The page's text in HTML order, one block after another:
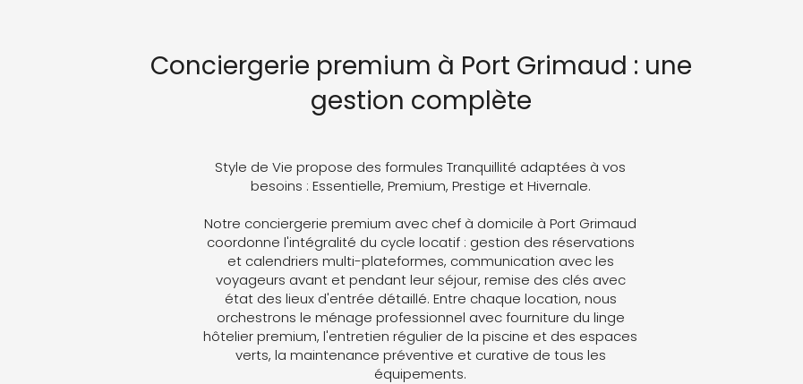
Conciergerie premium à Port Grimaud : une
gestion complète
Style de Vie propose des formules Tranquillité adaptées à vos
besoins : Essentielle, Premium, Prestige et Hivernale.
Notre conciergerie premium avec chef à domicile à Port Grimaud
coordonne l'intégralité du cycle locatif : gestion des réservations
et calendriers multi-plateformes, communication avec les
voyageurs avant et pendant leur séjour, remise des clés avec
état des lieux d'entrée détaillé. Entre chaque location, nous
orchestrons le ménage professionnel avec fourniture du linge
hôtelier premium, l'entretien régulier de la piscine et des espaces
verts, la maintenance préventive et curative de tous les
équipements.